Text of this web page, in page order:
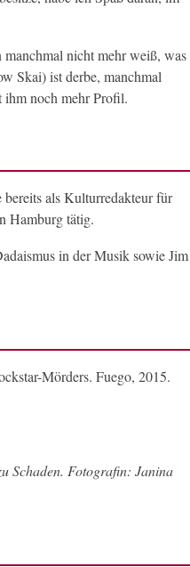
nicht mehr weiß, was
Skai) ist derbe, manchmal
ihm noch mehr Profil.
als Kulturredakteur für
Hamburg tätig.
in der Musik sowie Jim
Mörders. Fuego, 2015.
Schaden. Fotografin: Janina